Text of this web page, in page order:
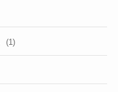
(1)